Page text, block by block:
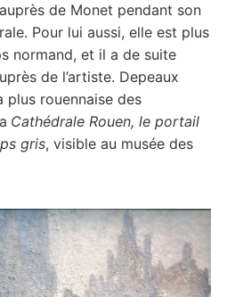
de Monet pendant son
Pour lui aussi, elle est plus
normand, et il a de suite
de l’artiste. Depeaux
rouennaise des
Cathédrale Rouen, le portail
gris, visible au musée des